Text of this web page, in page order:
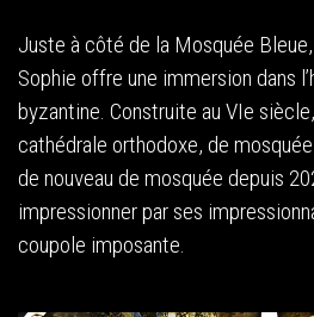
Juste à côté de la Mosquée
Sophie offre une immersion dans
byzantine. Construite au VIe
cathédrale orthodoxe, de
de nouveau de mosquée depuis
impressionner par ses
coupole imposante.